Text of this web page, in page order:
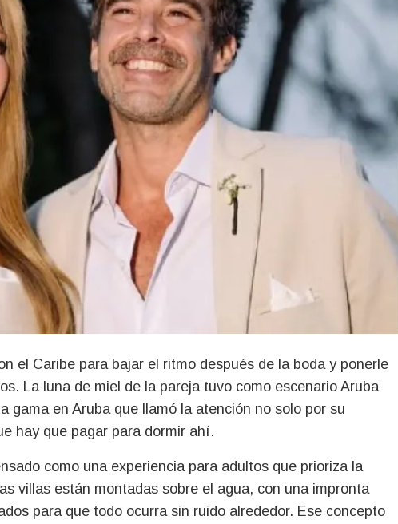
el Caribe para bajar el ritmo después de la boda y ponerle
La luna de miel de la pareja tuvo como escenario Aruba
gama en Aruba que llamó la atención no solo por su
hay que pagar para dormir ahí.
como una experiencia para adultos que prioriza la
villas están montadas sobre el agua, con una impronta
para que todo ocurra sin ruido alrededor. Ese concepto